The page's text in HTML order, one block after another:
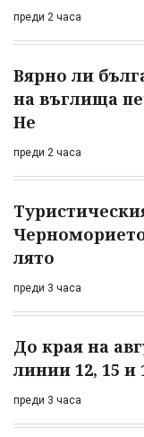
преди 2 часа
Вярно ли
на въглища
Не
преди 2 часа
Черноморието
лято
преди 3 часа
До края на
линии 12, 15 и
преди 3 часа